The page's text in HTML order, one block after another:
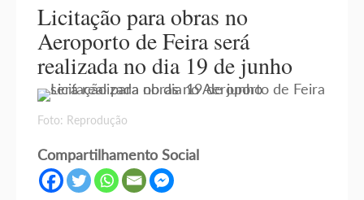
Licitação para obras no
Aeroporto de Feira será
realizada no dia 19 de junho
Foto: Reprodução
Compartilhamento Social